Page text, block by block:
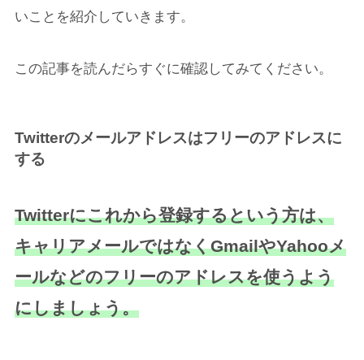
いことを紹介していきます。
この記事を読んだらすぐに確認してみてください。
Twitterのメールアドレスはフリーのアドレスに
する
Twitterにこれから登録するという方は、
キャリアメールではなくGmailやYahooメ
ールなどのフリーのアドレスを使うよう
にしましょう。